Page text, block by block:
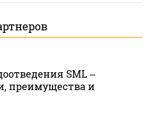
SML –
преимущества и